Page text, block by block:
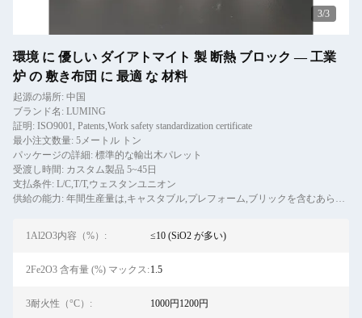
3/3
環境 に 優しい ダイアトマイト 製 断熱 ブロック ― 工業
炉 の 敷き布団 に 最適 な 材料
起源の場所: 中国
ブランド名: LUMING
証明: ISO9001, Patents,Work safety standardization certificate
最小注文数量: 5メートル トン
パッケージの詳細: 標準的な輸出木パレット
受渡し時間: カスタム製品 5~45日
支払条件: L/C,T/T,ウェスタンユニオン
供給の能力: 年間生産量は,キャスタブル,プレフォーム,ブリックを含むあらゆる種類の耐火材料の12万トンを超えています.
1Al2O3内容（%）: ≤10 (SiO2 が多い)
2Fe2O3 含有量 (%) マックス:1.5
3耐火性（°C）: 1000円1200円